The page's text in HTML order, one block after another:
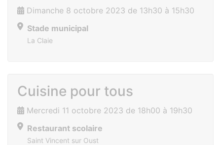
Dimanche 8 octobre 2023 de 13h30 à 15h30
Stade municipal
La Claie
Cuisine pour tous
Mercredi 11 octobre 2023 de 18h00 à 19h30
Restaurant scolaire
Saint Vincent sur Oust